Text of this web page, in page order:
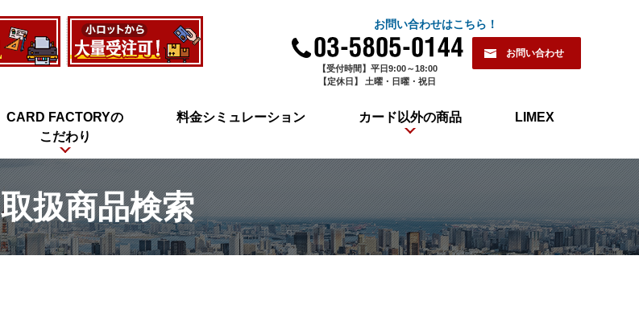
お問い合わせはこちら！
【受付時間】平日9:00～18:00
【定休日】 土曜・日曜・祝日
お問い合わせ
CARD FACTORYの
こだわり
料金シミュレーション カード以外の商品 LIMEX
取扱商品検索